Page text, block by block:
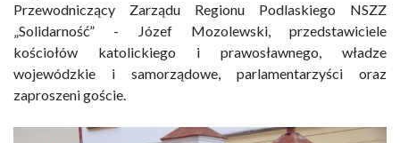
Przewodniczący Zarządu Regionu Podlaskiego NSZZ
„Solidarność” - Józef Mozolewski, przedstawiciele
kościołów katolickiego i prawosławnego, władze
wojewódzkie i samorządowe, parlamentarzyści oraz
zaproszeni goście.